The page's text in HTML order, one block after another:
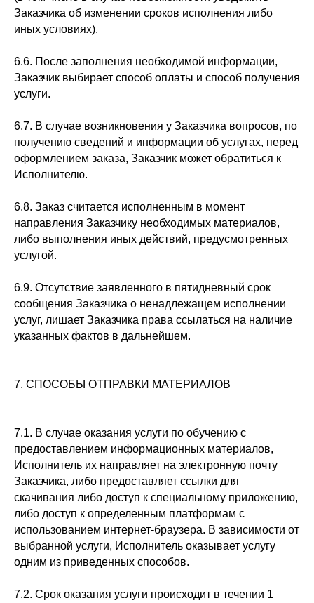
Заказчика об изменении сроков исполнения либо
иных условиях).
6.6. После заполнения необходимой информации,
Заказчик выбирает способ оплаты и способ получения
услуги.
6.7. В случае возникновения у Заказчика вопросов, по
получению сведений и информации об услугах, перед
оформлением заказа, Заказчик может обратиться к
Исполнителю.
6.8. Заказ считается исполненным в момент
направления Заказчику необходимых материалов,
либо выполнения иных действий, предусмотренных
услугой.
6.9. Отсутствие заявленного в пятидневный срок
сообщения Заказчика о ненадлежащем исполнении
услуг, лишает Заказчика права ссылаться на наличие
указанных фактов в дальнейшем.
7. СПОСОБЫ ОТПРАВКИ МАТЕРИАЛОВ
7.1. В случае оказания услуги по обучению с
предоставлением информационных материалов,
Исполнитель их направляет на электронную почту
Заказчика, либо предоставляет ссылки для
скачивания либо доступ к специальному приложению,
либо доступ к определенным платформам с
использованием интернет-браузера. В зависимости от
выбранной услуги, Исполнитель оказывает услугу
одним из приведенных способов.
7.2. Срок оказания услуги происходит в течении 1